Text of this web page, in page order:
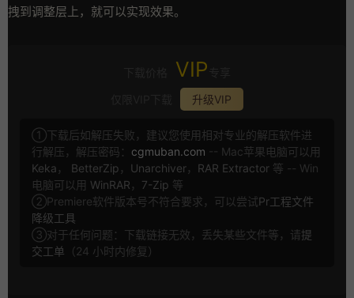
拽到调整层上，就可以实现效果。
VIP
升级VIP
①下载后如解压失败，建议您使用相对专业的解压软件进
行解压，解压密码： cgmuban.com -- Mac苹果电脑可以用
Keka ， BetterZip ， Unarchiver， RAR Extractor 等 -- Win
电脑可以用 WinRAR ， 7-Zip 等
②Premiere软件版本号不符合要求，可以尝试Pr工程文件
降级工具
③对于任何问题：下载链接无效，丢失某些文件等，请提
交工单 （24 小时内修复）